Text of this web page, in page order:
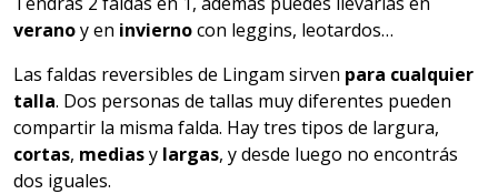
veranoy en inviernocon leggins, leotardos…
Las faldas reversibles de Lingam sirven para cualquier
talla. Dos personas de tallas muy diferentes pueden
compartir la misma falda. Hay tres tipos de largura,
cortas, mediasy largas, y desde luego no encontrás
dos iguales.